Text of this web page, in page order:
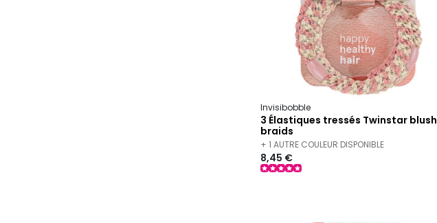
Invisibobble
3 Élastiques tressés Twinstar blush
braids
+ 1 AUTRE COULEUR DISPONIBLE
8,45 €